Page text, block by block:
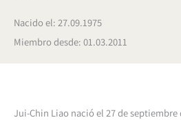
Nacido el: 27.09.1975
Miembro desde: 01.03.2011
Jui-Chin Liao nació el 27 de septiembre